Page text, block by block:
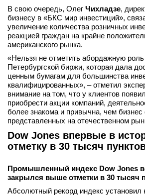
В свою очередь, Олег Чихладзе,
бизнесу в «БКС мир инвестиций»,
увеличение количества розничных
реакцией граждан на крайне
американского рынка.
«Нельзя не отметить абордажную
Петербургской биржи, которая дала
ценным бумагам для большинства
квалифицированных», – отметил
внимание на том, что у клиентов
приобрести акции компаний,
более знакома и привычна, чем
представленных на отечественном
Dow Jones впервые в
отметку в 30 тысяч
Промышленный индекс Dow Jones
закрылся выше отметки в 30 тысяч
Абсолютный рекорд индекс установил